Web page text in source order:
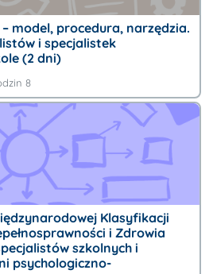
model, procedura, narzędzia.
i specjalistek
(2 dni)
8
Klasyfikacji
i Zdrowia
szkolnych i
psychologiczno-